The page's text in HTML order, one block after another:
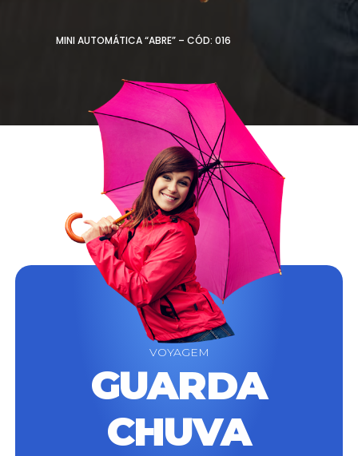
MINI AUTOMÁTICA “ABRE” – CÓD: 016
VOYAGEM
GUARDA
CHUVA